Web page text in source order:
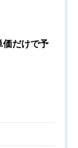
価だけで予